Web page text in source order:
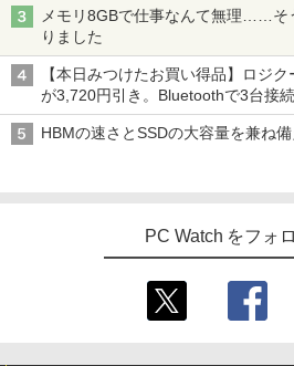
メモリ8GBで仕事なんて無理……そ
りました
【本日みつけたお買い得品】ロジ
が3,720円引き。Bluetoothで3台接
HBMの速さとSSDの大容量を兼ね備
PC Watch をフォ